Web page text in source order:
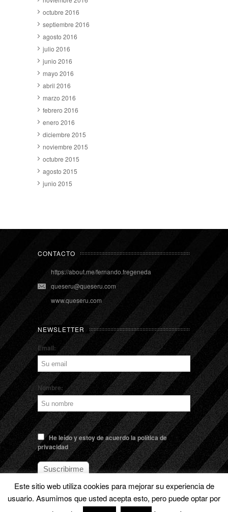
octubre 2016
septiembre 2016
agosto 2016
julio 2016
junio 2016
mayo 2016
abril 2016
marzo 2016
febrero 2016
enero 2016
diciembre 2015
noviembre 2015
octubre 2015
agosto 2015
junio 2015
CONTACTO
https://about.me/fernando.fregeneda
queseru@queseru.com
www.queseru.com
NEWSLETTER
Email:
Nombre:
He leído y estoy de acuerdo la política de
privacidad
Este sitio web utiliza cookies para mejorar su experiencia de
usuario. Asumimos que usted acepta esto, pero puede optar por